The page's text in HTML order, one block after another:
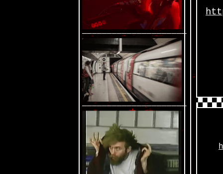
—————————————————————
—————————————————————